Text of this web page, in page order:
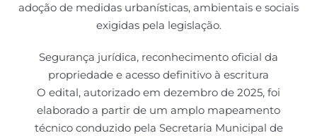
adoção de medidas urbanísticas, ambientais e sociais
exigidas pela legislação.
Segurança jurídica, reconhecimento oficial da
propriedade e acesso definitivo à escritura
O edital, autorizado em dezembro de 2025, foi
elaborado a partir de um amplo mapeamento
técnico conduzido pela Secretaria Municipal de